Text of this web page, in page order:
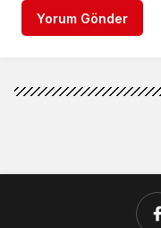
Yorum Gönder